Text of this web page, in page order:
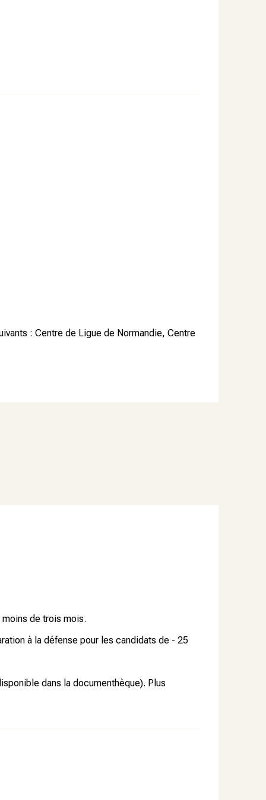
: Centre de Ligue de Normandie, Centre
de trois mois.
à la défense pour les candidats de - 25
dans la documenthèque). Plus